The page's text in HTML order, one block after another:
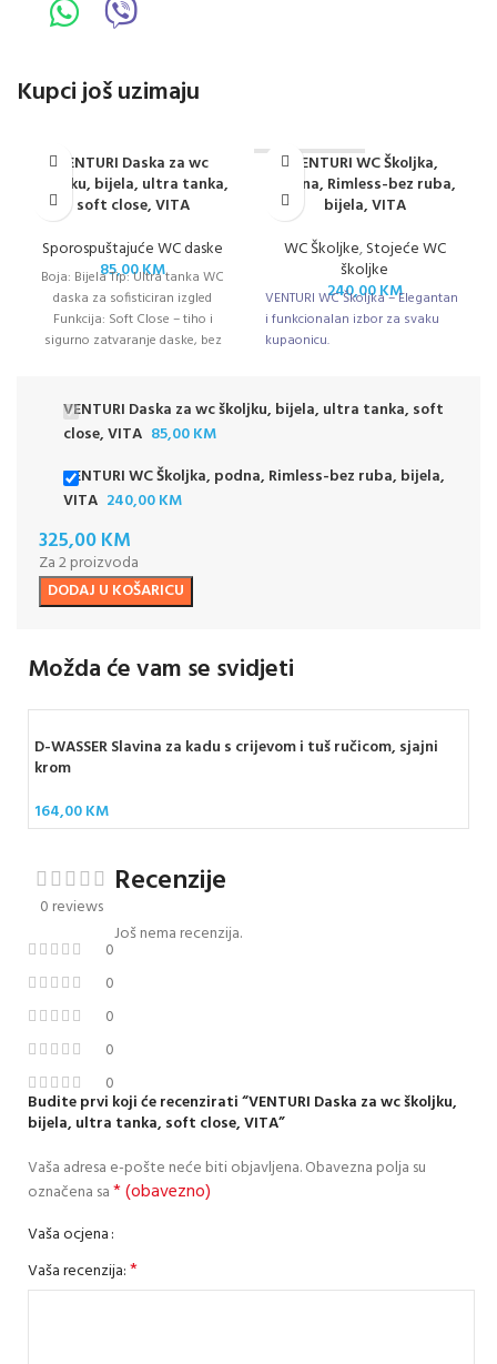
Kupci još uzimaju
VENTURI Daska za wc
školjku, bijela, ultra tanka,
soft close, VITA
Sporospuštajuće WC daske
85,00KM
Boja: Bijela Tip: Ultra tanka WC
daska za sofisticiran izgled
Funkcija: Soft Close – tiho i
sigurno zatvaranje daske, bez
NEMA NA STANJ
U
VENTURI WC Školjka,
podna, Rimless-bez ruba,
bijela, VITA
WC Školjke,Stojeće WC
školjke
240,00KM
VENTURI WC Školjka – Elegantan
i funkcionalan izbor za svaku
kupaonicu.
VENTURI Daska za wc školjku, bijela, ultra tanka, soft
close, VITA 85,00KM
VENTURI WC Školjka, podna, Rimless-bez ruba, bijela,
VITA 240,00KM
325,00KM
Za 2 proizvoda
DODAJ U KOŠARICU
Možda će vam se svidjeti
D-WASSER Slavina za kadu s crijevom i tuš ručicom, sjajni
krom
164,00KM
0 reviews
0
0
0
0
0
Recenzije
Još nema recenzija.
Budite prvi koji će recenzirati “VENTURI Daska za wc školjku,
bijela, ultra tanka, soft close, VITA”
Vaša adresa e-pošte neće biti objavljena.Obavezna polja su
označena sa* (obavezno)
Vaša ocjena
Vaša recenzija:*